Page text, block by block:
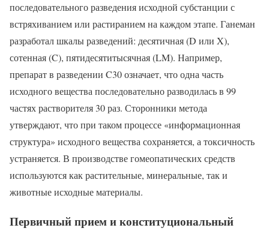
последовательного разведения исходной субстанции с
встряхиванием или растиранием на каждом этапе. Ганеман
разработал шкалы разведений: десятичная (D или X),
сотенная (C), пятидесятитысячная (LM). Например,
препарат в разведении C30 означает, что одна часть
исходного вещества последовательно разводилась в 99
частях растворителя 30 раз. Сторонники метода
утверждают, что при таком процессе «информационная
структура» исходного вещества сохраняется, а токсичность
устраняется. В производстве гомеопатических средств
используются как растительные, минеральные, так и
животные исходные материалы.
Первичный прием и конституциональный